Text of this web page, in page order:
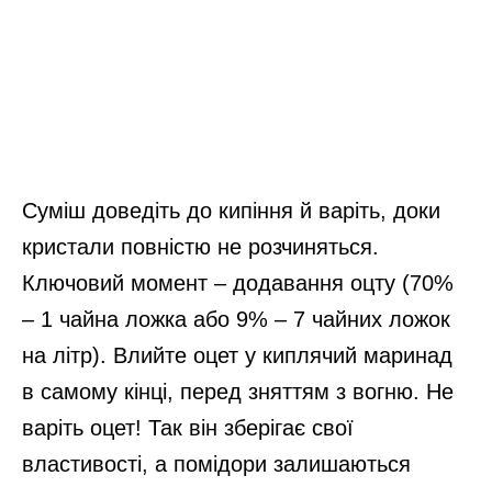
Суміш доведіть до кипіння й варіть, доки
кристали повністю не розчиняться.
Ключовий момент – додавання оцту (70%
– 1 чайна ложка або 9% – 7 чайних ложок
на літр). Влийте оцет у киплячий маринад
в самому кінці, перед зняттям з вогню. Не
варіть оцет! Так він зберігає свої
властивості, а помідори залишаються